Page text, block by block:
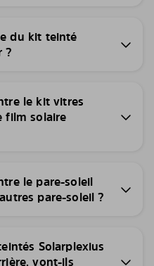
du kit teinté
?
le kit vitres
film solaire
le pare-soleil
pare-soleil ?
Solarplexius
vont-ils